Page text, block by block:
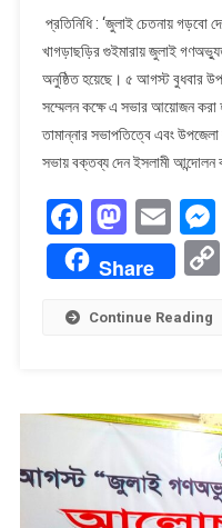
জুলাই
দিবস
উপলক্ষে
আলোচনা
সভা
প্রতিনিধি : ‘জুলাই চেতনায় গড়বো
খাগড়াছড়ির গুইমারায় জুলাই
অনুষ্ঠিত হয়েছে। ৫ আগস্ট বুধবার
সম্মেলন কক্ষে এ সভার আয়োজন করা
তামান্নার সভাপতিত্বে এবং উপজেলা
সভায় বক্তব্য দেন ইসলামী আন্দোলন
Share
Continue Reading